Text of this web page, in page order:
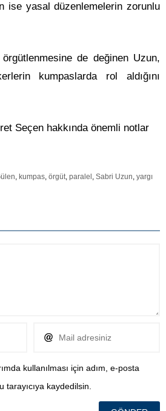
ise yasal düzenlemelerin zorunlu
de değinen Uzun,
kumpaslarda rol aldığını
Seçen hakkında önemli notlar
, kumpas, örgüt, paralel , Sabri Uzun, yargı
kullanılması için adım, e-posta
kaydedilsin.